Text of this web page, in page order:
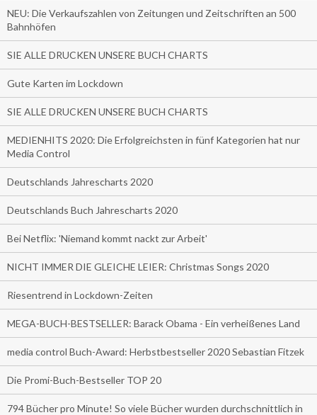
NEU: Die Verkaufszahlen von Zeitungen und Zeitschriften an 500
Bahnhöfen
SIE ALLE DRUCKEN UNSERE BUCH CHARTS
Gute Karten im Lockdown
SIE ALLE DRUCKEN UNSERE BUCH CHARTS
MEDIENHITS 2020: Die Erfolgreichsten in fünf Kategorien hat nur
Media Control
Deutschlands Jahrescharts 2020
Deutschlands Buch Jahrescharts 2020
Bei Netflix: 'Niemand kommt nackt zur Arbeit'
NICHT IMMER DIE GLEICHE LEIER: Christmas Songs 2020
Riesentrend in Lockdown-Zeiten
MEGA-BUCH-BESTSELLER: Barack Obama - Ein verheißenes Land
media control Buch-Award: Herbstbestseller 2020 Sebastian Fitzek
Die Promi-Buch-Bestseller TOP 20
794 Bücher pro Minute! So viele Bücher wurden durchschnittlich in